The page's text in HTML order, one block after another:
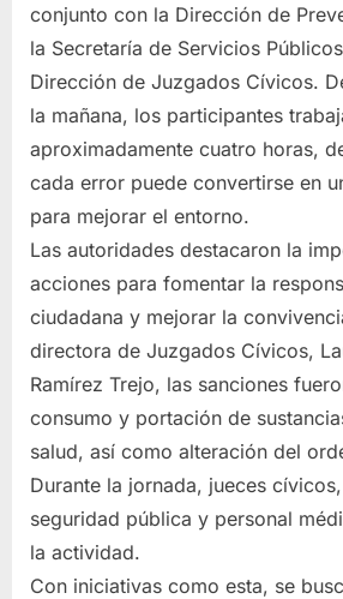
conjunto con la Dirección de
la Secretaría de Servicios
Dirección de Juzgados Cívicos.
la mañana, los participantes
aproximadamente cuatro horas,
cada error puede convertirse en
para mejorar el entorno.
Las autoridades destacaron la
acciones para fomentar la
ciudadana y mejorar la
directora de Juzgados Cívicos,
Ramírez Trejo, las sanciones
consumo y portación de
salud, así como alteración del
Durante la jornada, jueces
seguridad pública y personal
la actividad.
Con iniciativas como esta, se